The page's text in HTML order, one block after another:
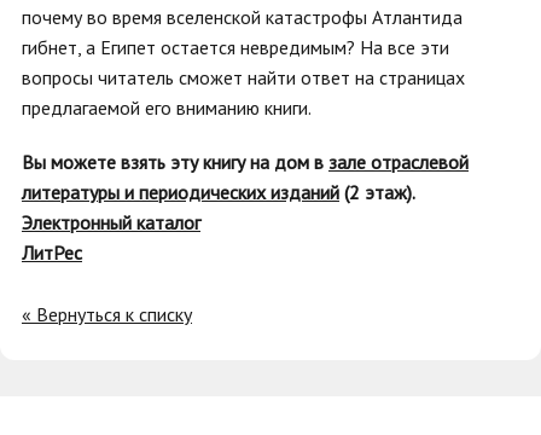
почему во время вселенской катастрофы Атлантида
гибнет, а Египет остается невредимым? На все эти
вопросы читатель сможет найти ответ на страницах
предлагаемой его вниманию книги.
Вы можете взять эту книгу на дом в зале отраслевой
литературы и периодических изданий (2 этаж).
Электронный каталог
ЛитРес
« Вернуться к списку